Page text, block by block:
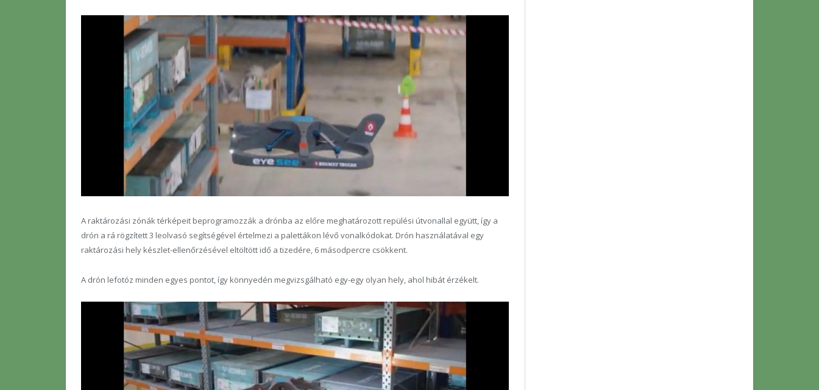
A raktározási zónák térképeit beprogramozzák a drónba az előre meghatározott repülési útvonallal együtt, így a
drón a rá rögzített 3 leolvasó segítségével értelmezi a palettákon lévő vonalkódokat. Drón használatával egy
raktározási hely készlet-ellenőrzésével eltöltött idő a tizedére, 6 másodpercre csökkent.
A drón lefotóz minden egyes pontot, így könnyedén megvizsgálható egy-egy olyan hely, ahol hibát érzékelt.